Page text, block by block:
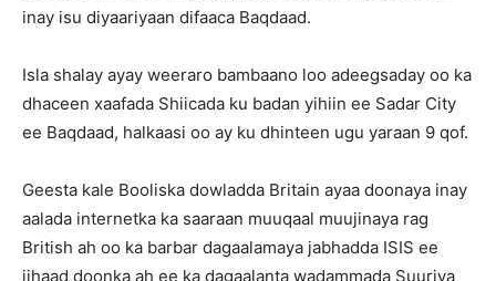
inay isu diyaariyaan difaaca Baqdaad.
Isla shalay ayay weeraro bambaano loo adeegsaday oo ka
dhaceen xaafada Shiicada ku badan yihiin ee Sadar City
ee Baqdaad, halkaasi oo ay ku dhinteen ugu yaraan 9 qof.
Geesta kale Booliska dowladda Britain ayaa doonaya inay
aalada internetka ka saaraan muuqaal muujinaya rag
British ah oo ka barbar dagaalamaya jabhadda ISIS ee
jihaad doonka ah ee ka dagaalanta wadammada Suuriya